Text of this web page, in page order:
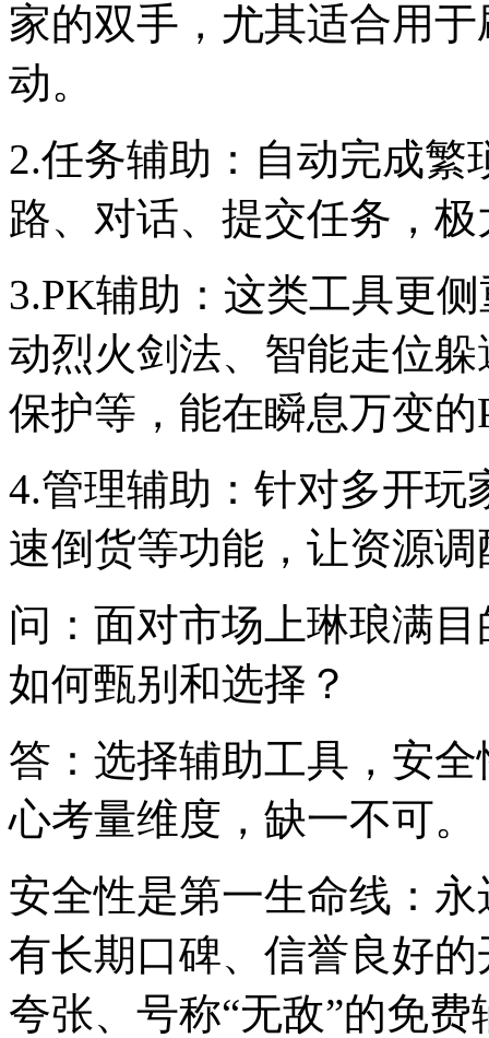
家的双手，尤其适合用
动。
2.任务辅助：自动完成
路、对话、提交任务，
3.PK辅助：这类工具更
动烈火剑法、智能走位
保护等，能在瞬息万变
4.管理辅助：针对多开玩
速倒货等功能，让资源
问：面对市场上琳琅满
如何甄别和选择？
答：选择辅助工具，安
心考量维度，缺一不可。
安全性是第一生命线：
有长期口碑、信誉良好
夸张、号称“无敌”的免